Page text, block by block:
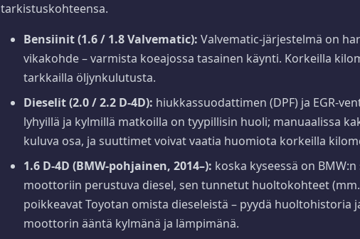
tarkistuskohteensa.
Bensiinit (1.6 / 1.8 Valvematic): Valvematic-järjestelmä on
vikakohde – varmista koeajossa tasainen käynti. Korkeilla
tarkkailla öljynkulutusta.
Dieselit (2.0 / 2.2 D-4D): hiukkassuodattimen (DPF) ja EGR-
lyhyillä ja kylmillä matkoilla on tyypillisin huoli; manuaalissa
kuluva osa, ja suuttimet voivat vaatia huomiota korkeilla
1.6 D-4D (BMW-pohjainen, 2014–): koska kyseessä on
moottoriin perustuva diesel, sen tunnetut huoltokohteet
poikkeavat Toyotan omista dieseleistä – pyydä huoltohistoria
moottorin ääntä kylmänä ja lämpimänä.